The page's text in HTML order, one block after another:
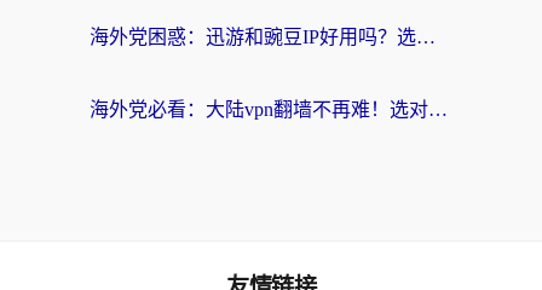
海外党困惑：迅游和豌豆IP好用吗？选对回国加速器，刷剧游戏再也不卡
海外党必看：大陆vpn翻墙不再难！选对加速器，无缝刷国内资源